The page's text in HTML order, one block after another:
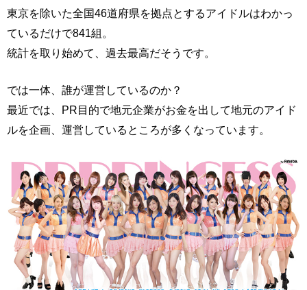
東京を除いた全国46道府県を拠点とするアイドルはわかっ
ているだけで841組。
統計を取り始めて、過去最高だそうです。
では一体、誰が運営しているのか？
最近では、PR目的で地元企業がお金を出して地元のアイド
ルを企画、運営しているところが多くなっています。